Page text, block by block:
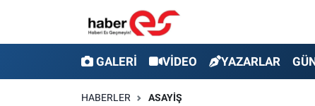
GALERİ VİDEO YAZARLAR
HABERLER ASAYİŞ
Eskişehir Nöbetçi Eczaneler